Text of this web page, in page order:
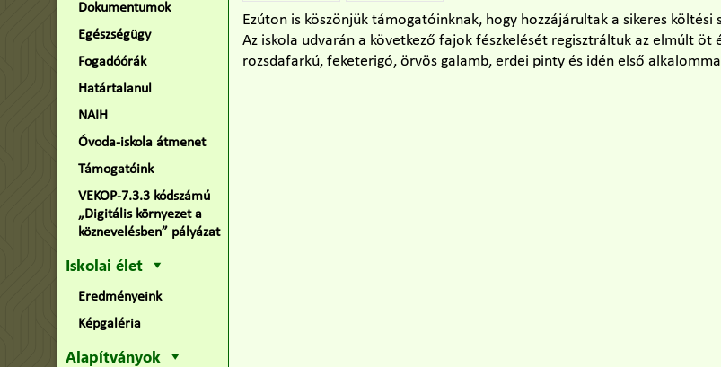
Dokumentumok
Egészségügy
Fogadóórák
Határtalanul
NAIH
Óvoda-iskola átmenet
Támogatóink
VEKOP-7.3.3 kódszámú
„Digitális környezet a
köznevelésben” pályázat
Iskolai élet
Eredményeink
Képgaléria
Alapítványok
Ezúton is köszönjük támogatóinknak, hogy hozzájárultak a sikeres költési
Az iskola udvarán a következő fajok fészkelését regisztráltuk az elmúlt öt
rozsdafarkú, feketerigó, örvös galamb, erdei pinty és idén első